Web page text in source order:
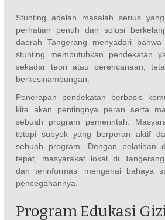
Stunting adalah masalah serius
perhatian penuh dan solusi
daerah Tangerang menyadari
stunting membutuhkan pendekatan
sekadar teori atau perencanaan,
berkesinambungan.
Penerapan pendekatan berbasis
kita akan pentingnya peran serta
sebuah program pemerintah.
tetapi subyek yang berperan aktif
sebuah program. Dengan pelatihan
tepat, masyarakat lokal di
dan terinformasi mengenai bahaya
pencegahannya.
Program Edukasi